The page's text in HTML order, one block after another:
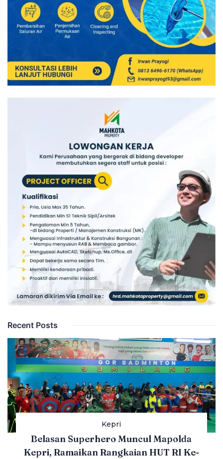
Recent Posts
Kepri
Belasan Superhero Muncul Mapolda
Kepri, Ramaikan Rangkaian HUT RI Ke-